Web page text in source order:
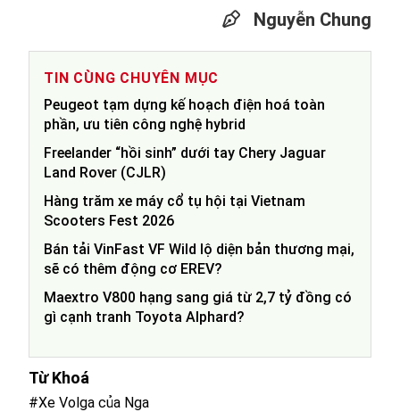
Nguyễn Chung
TIN CÙNG CHUYÊN MỤC
Peugeot tạm dựng kế hoạch điện hoá toàn
phần, ưu tiên công nghệ hybrid
Freelander “hồi sinh” dưới tay Chery Jaguar
Land Rover (CJLR)
Hàng trăm xe máy cổ tụ hội tại Vietnam
Scooters Fest 2026
Bán tải VinFast VF Wild lộ diện bản thương mại,
sẽ có thêm động cơ EREV?
Maextro V800 hạng sang giá từ 2,7 tỷ đồng có
gì cạnh tranh Toyota Alphard?
Từ Khoá
#Xe Volga của Nga